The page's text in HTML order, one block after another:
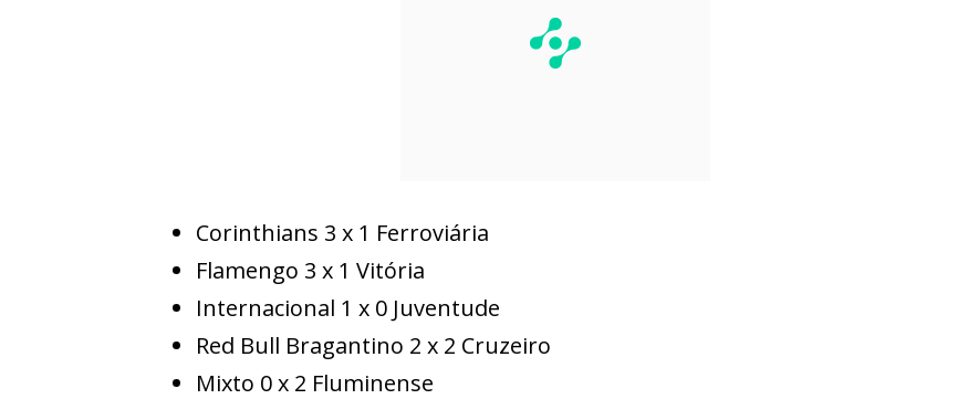
Corinthians 3 x 1 Ferroviária
Flamengo 3 x 1 Vitória
Internacional 1 x 0 Juventude
Red Bull Bragantino 2 x 2 Cruzeiro
Mixto 0 x 2 Fluminense